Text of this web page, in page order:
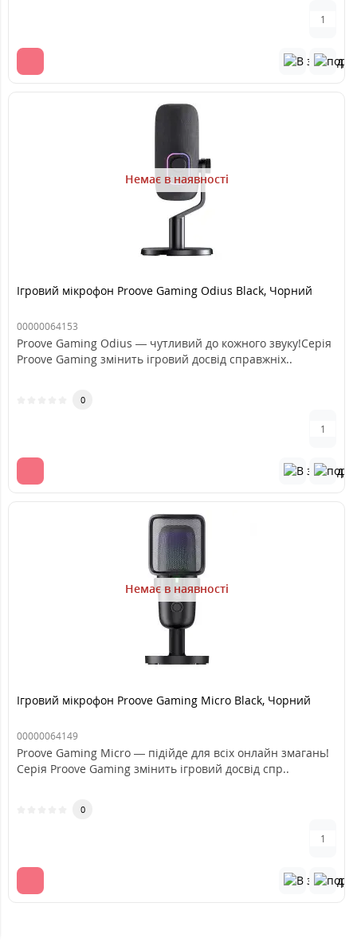
Немає в наявності
Ігровий мікрофон Proove Gaming Odius Black, Чорний
00000064153
Proove Gaming Odius — чутливий до кожного звуку!Серія
Proove Gaming змінить ігровий досвід справжніх..
0
Немає в наявності
Ігровий мікрофон Proove Gaming Micro Black, Чорний
00000064149
Proove Gaming Micro — підійде для всіх онлайн змагань!
Серія Proove Gaming змінить ігровий досвід спр..
0